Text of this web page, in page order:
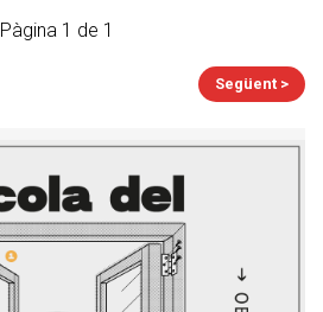
Pàgina 1 de 1
Següent >